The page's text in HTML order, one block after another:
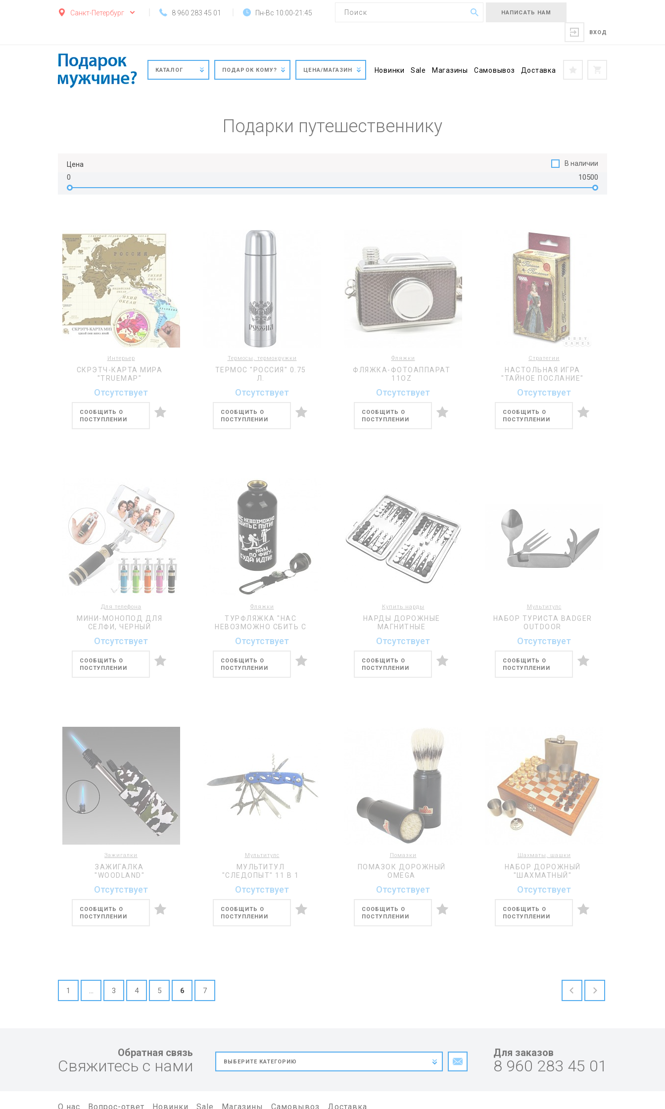
Санкт-Петербург 8 960 283 45 01 Пн-Вс 10:00-21:45 НАПИСАТЬ НАМ
ВХОД
КАТАЛОГ ПОДАРОК КОМУ? ЦЕНА/МАГАЗИН Новинки Sale Магазины Самовывоз Доставка
Подарки путешественнику
Цена В наличии
0 10500
Интерьер
СКРЭТЧ-КАРТА МИРА
"TRUEMAP"
Отсутствует
СООБЩИТЬ О
ПОСТУПЛЕНИИ
Термосы, термокружки
ТЕРМОС "РОССИЯ" 0.75
Л.
Отсутствует
СООБЩИТЬ О
ПОСТУПЛЕНИИ
Фляжки
ФЛЯЖКА-ФОТОАППАРАТ
11OZ
Отсутствует
СООБЩИТЬ О
ПОСТУПЛЕНИИ
Стратегии
НАСТОЛЬНАЯ ИГРА
"ТАЙНОЕ ПОСЛАНИЕ"
Отсутствует
СООБЩИТЬ О
ПОСТУПЛЕНИИ
Для телефона
МИНИ-МОНОПОД ДЛЯ
СЕЛФИ, ЧЕРНЫЙ
Отсутствует
СООБЩИТЬ О
ПОСТУПЛЕНИИ
Фляжки
ТУРФЛЯЖКА "НАС
НЕВОЗМОЖНО СБИТЬ С
Отсутствует
СООБЩИТЬ О
ПОСТУПЛЕНИИ
Купить нарды
НАРДЫ ДОРОЖНЫЕ
МАГНИТНЫЕ
Отсутствует
СООБЩИТЬ О
ПОСТУПЛЕНИИ
Мультитулс
НАБОР ТУРИСТА BADGER
OUTDOOR
Отсутствует
СООБЩИТЬ О
ПОСТУПЛЕНИИ
Зажигалки
ЗАЖИГАЛКА
"WOODLAND"
Отсутствует
СООБЩИТЬ О
ПОСТУПЛЕНИИ
Мультитулс
МУЛЬТИТУЛ
"СЛЕДОПЫТ" 11 В 1
Отсутствует
СООБЩИТЬ О
ПОСТУПЛЕНИИ
Помазки
ПОМАЗОК ДОРОЖНЫЙ
OMEGA
Отсутствует
СООБЩИТЬ О
ПОСТУПЛЕНИИ
Шахматы, шашки
НАБОР ДОРОЖНЫЙ
"ШАХМАТНЫЙ"
Отсутствует
СООБЩИТЬ О
ПОСТУПЛЕНИИ
1 ... 3 4 5 6 7
Обратная связь
Свяжитесь с нами
Для заказов
8 960 283 45 01
О нас Вопрос-ответ Новинки Sale Магазины Самовывоз Доставка